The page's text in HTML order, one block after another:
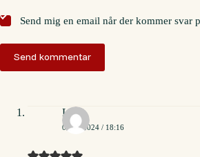
Send mig en email når der kommer svar
Send kommentar
Liv
07/08/2024 / 18:16